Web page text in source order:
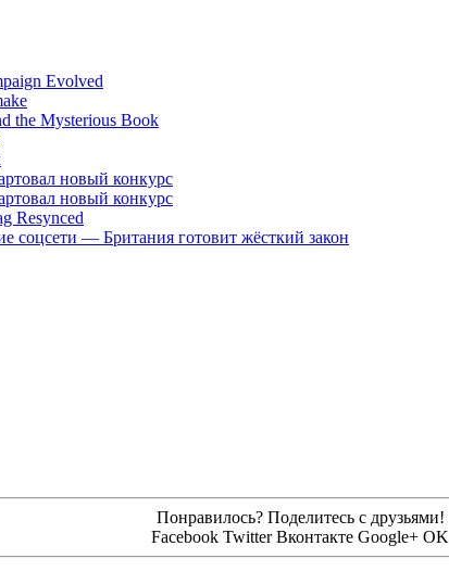
Evolved
the Mysterious Book
новый конкурс
новый конкурс
Resynced
соцсети — Британия готовит жёсткий закон
Понравилось? Поделитесь с друзьями!
Facebook Twitter Вконтакте Google+ OK